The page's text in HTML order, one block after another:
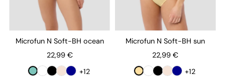
Microfun N Soft-BH ocean
22,99 €
+12
Microfun N Soft-BH sun
22,99 €
+12